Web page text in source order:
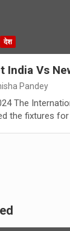
देश
India Vs
Pandey
The
the fixtures for